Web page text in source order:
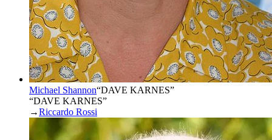
Michael Shannon“DAVE KARNES”
“DAVE KARNES”
→Riccardo Rossi